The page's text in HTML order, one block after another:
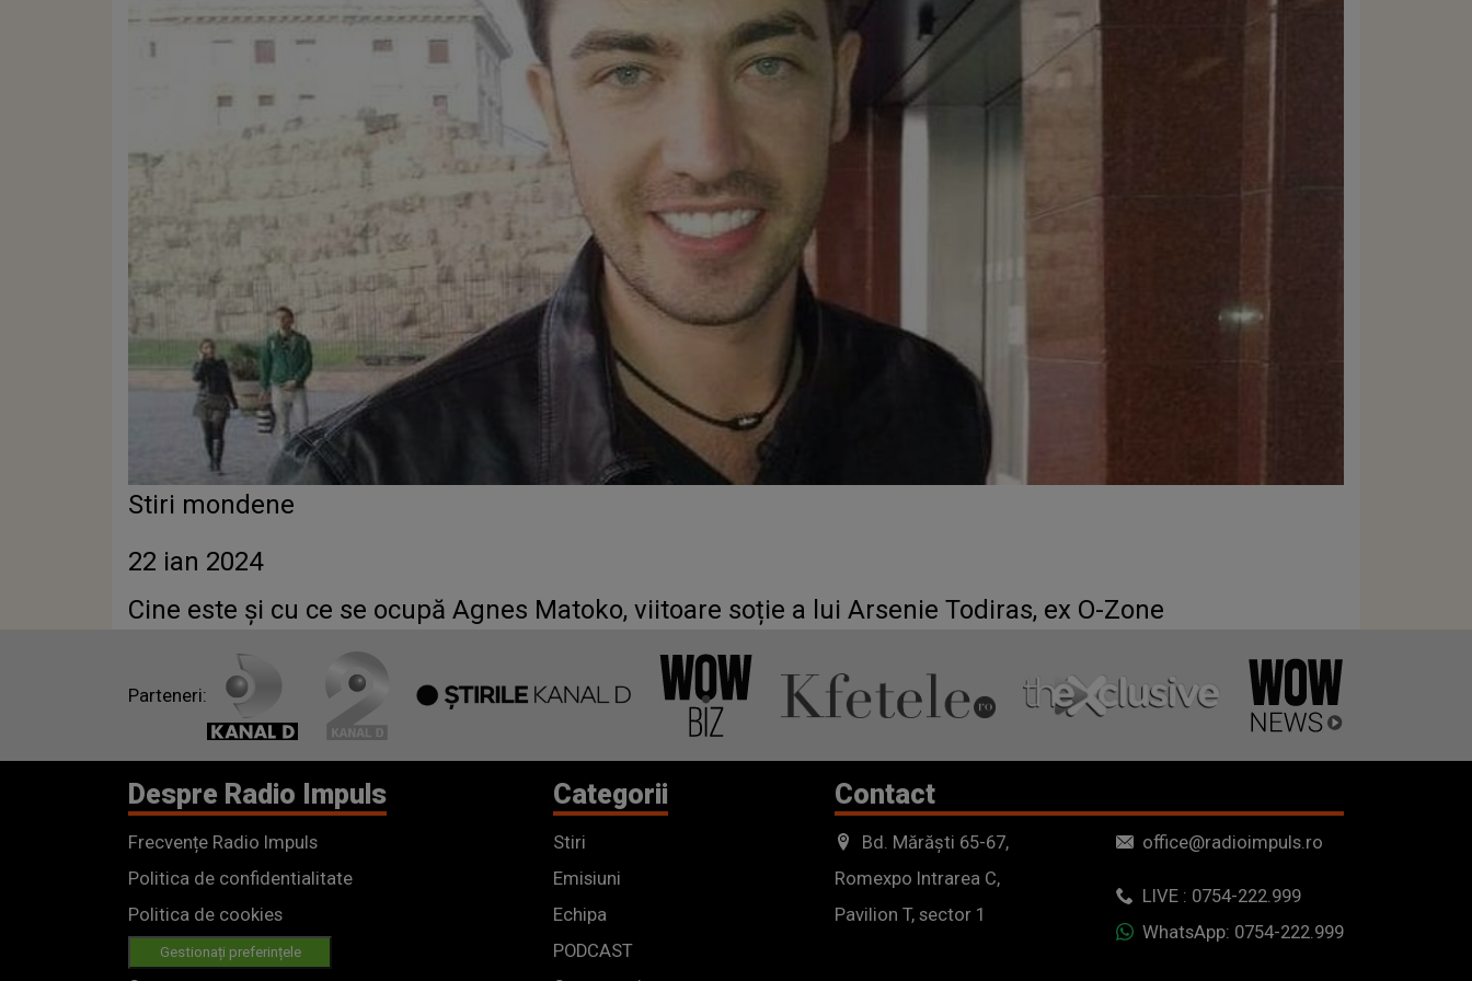
Stiri mondene
22 ian 2024
Cine este și cu ce se ocupă Agnes Matoko, viitoare soție a lui Arsenie Todiras, ex O-Zone
Parteneri:
Despre Radio Impuls
Frecvențe Radio Impuls
Politica de confidentialitate
Politica de cookies
Gestionați preferințele
Categorii
Stiri
Emisiuni
Echipa
PODCAST
Contact
Bd. Mărăști 65-67,
Romexpo Intrarea C,
Pavilion T, sector 1
office@radioimpuls.ro
LIVE : 0754-222.999
WhatsApp: 0754-222.999